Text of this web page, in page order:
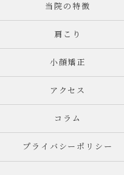
当院の特徴
肩こり
小顔矯正
アクセス
コラム
プライバシーポリシー